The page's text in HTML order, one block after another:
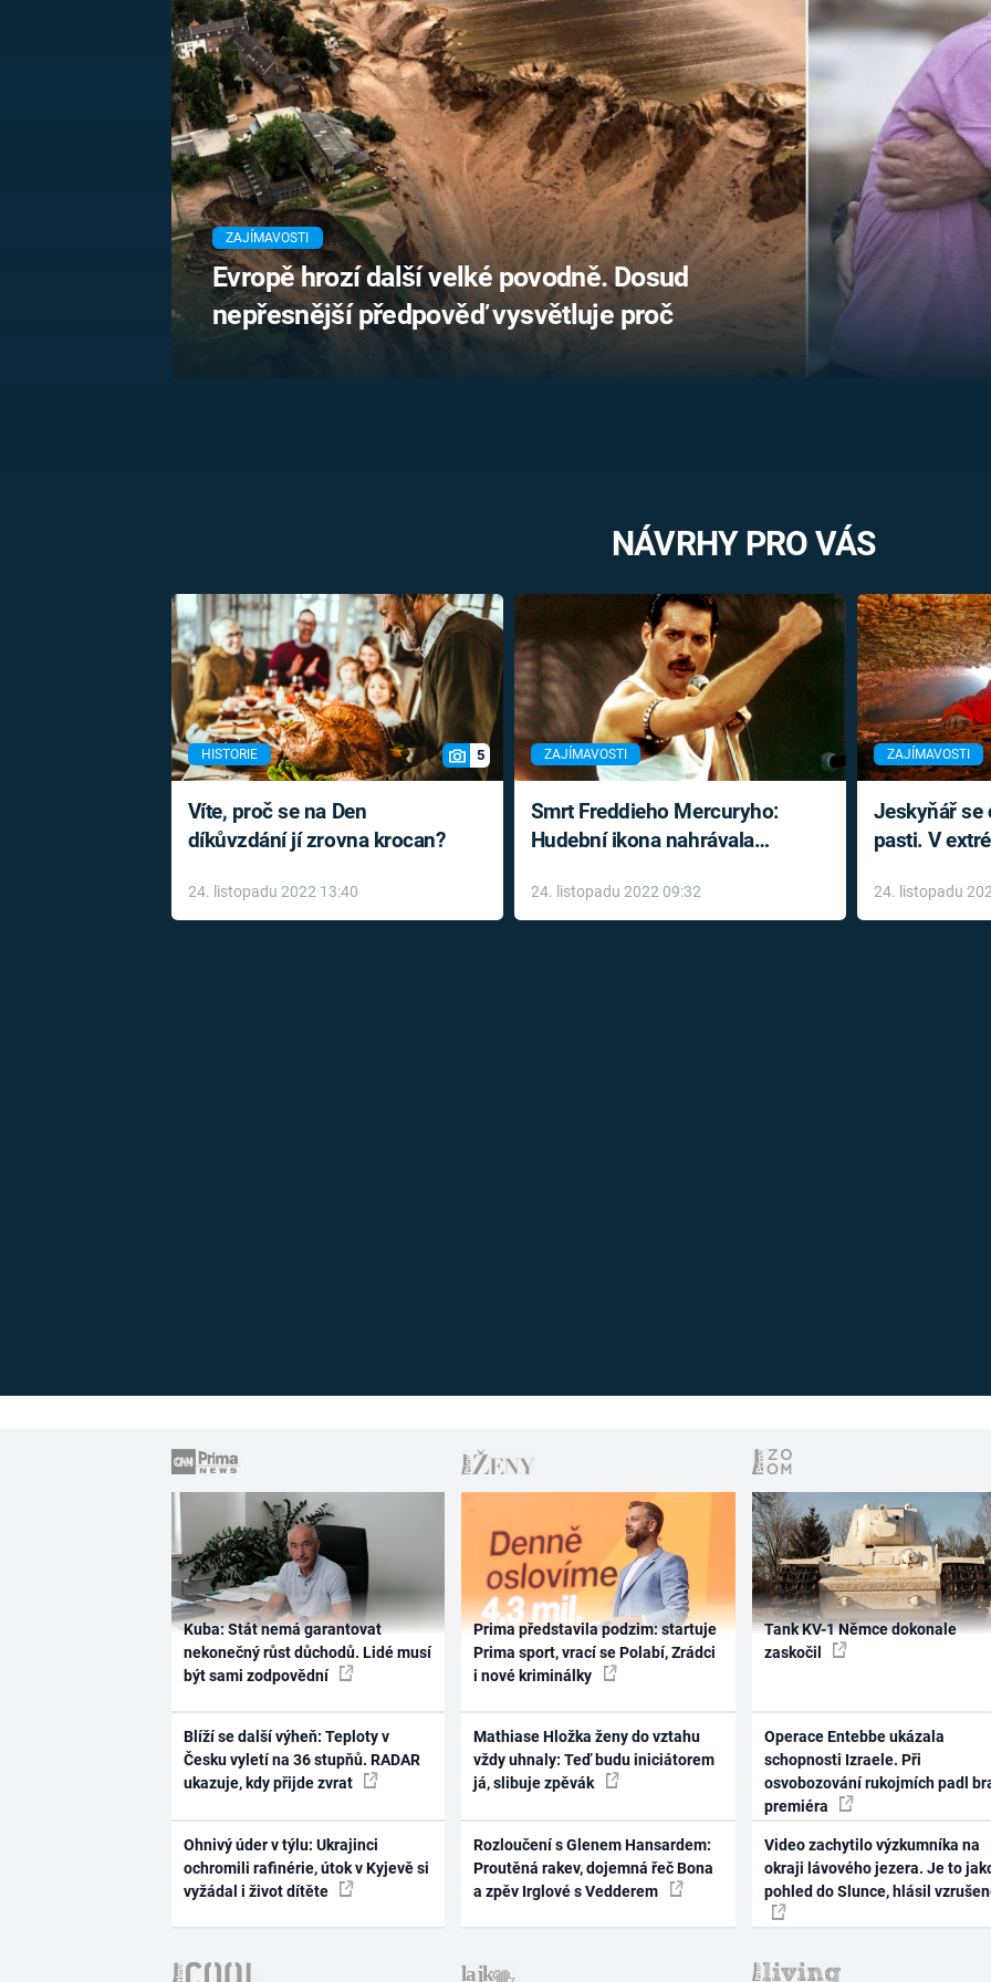
PRVNÍ SVĚTOVÁ
MARIE TEREZIE
NAPOLEON
BONAPARTE
BRITSKÁ
KRÁLOVSKÁ
RODINA
UFO A
MIMOZEMŠŤANÉ
UTAJENÉ PŘÍBĚHY
ČESKÝCH DĚJIN
ALTERNATIVNÍ
HISTORIE
FILMY
REALITA
HORORY
REALITA
OPTICKÉ
KLAMY
ZAJÍMAVOSTI
Evropě hrozí další velké povodně. Dosud
nepřesnější předpověď vysvětluje proč
NÁVRHY PRO VÁS
HISTORIE 5
Víte, proč se na Den
díkůvzdání jí zrovna krocan?
24. listopadu 2022 13:40
ZAJÍMAVOSTI
Smrt Freddieho Mercuryho:
Hudební ikona nahrávala
léky
24. listopadu 2022 09:32
ZAJÍMAVOSTI
Jeskyňář se
pasti. V
24. listopadu
Kuba: Stát nemá garantovat
nekonečný růst důchodů. Lidé musí
být sami zodpovědní
Blíží se další výheň: Teploty v
Česku vyletí na 36 stupňů. RADAR
ukazuje, kdy přijde zvrat
Ohnivý úder v týlu: Ukrajinci
ochromili rafinérie, útok v Kyjevě si
vyžádal i život dítěte
Prima představila podzim: startuje
Prima sport, vrací se Polabí, Zrádci
i nové kriminálky
Mathiase Hložka ženy do vztahu
vždy uhnaly: Teď budu iniciátorem
já, slibuje zpěvák
Rozloučení s Glenem Hansardem:
Proutěná rakev, dojemná řeč Bona
a zpěv Irglové s Vedderem
Tank KV-1 Němce dokonale
zaskočil
Operace Entebbe ukázala
schopnosti Izraele. Při
osvobozování rukojmích padl
premiéra
Video zachytilo výzkumníka na
okraji lávového jezera. Je to
pohled do Slunce, hlásil